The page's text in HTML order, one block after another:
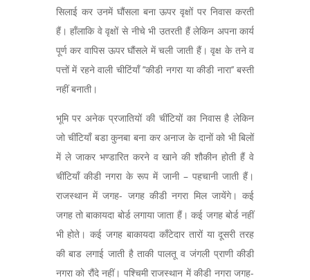
सिलाई कर उनमें घौंसला बना ऊपर वृक्षों पर निवास करती
हैं। हाँलाकि वे वृक्षों से नीचे भी उतरती हैं लेकिन अपना कार्य
पूर्ण कर वापिस ऊपर घौंसले में चली जाती हैं। वृक्ष के तने व
पत्तों में रहने वाली चीटिंयाँ ’’कीडी नगरा या कीडी नारा’’ बस्ती
नहीं बनाती।
भूमि पर अनेक प्रजातियों की चींटियों का निवास है लेकिन
जो चींटियाँ बडा कुनबा बना कर अनाज के दानों को भी बिलों
में ले जाकर भण्डारित करने व खाने की शौकीन होती हैं वे
चींटियाँ कीडी नगरा के रूप में जानी – पहचानी जाती हैं।
राजस्थान में जगह- जगह कीडी नगरा मिल जायेंगे। कई
जगह तो बाकायदा बोर्ड लगाया जाता हैं। कई जगह बोर्ड नहीं
भी होते। कई जगह बाकायदा काँटेदार तारों या दूसरी तरह
की बाड लगाई जाती है ताकी पालतू व जंगली प्राणी कीडी
नगरा को रौंदे नहीं। पश्चिमी राजस्थान में कीडी नगरा जगह-